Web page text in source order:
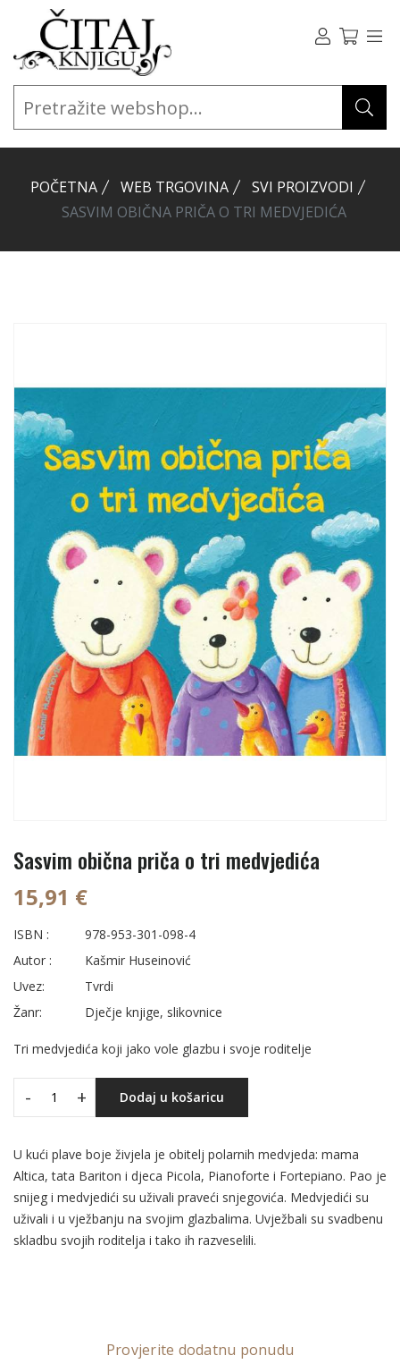
POČETNA WEB TRGOVINA
SVI PROIZVODI
SASVIM OBIČNA PRIČA O TRI MEDVJEDIĆA
Sasvim obična priča o tri medvjedića
15,91 €
ISBN :
978-953-301-098-4
Autor :
Kašmir Huseinović
Uvez:
Tvrdi
Žanr:
Dječje knjige, slikovnice
Tri medvjedića koji jako vole glazbu i svoje roditelje
- + Dodaj u košaricu
U kući plave boje živjela je obitelj polarnih medvjeda: mama
Altica, tata Bariton i djeca Picola, Pianoforte i Fortepiano. Pao je
snijeg i medvjedići su uživali praveći snjegovića. Medvjedići su
uživali i u vježbanju na svojim glazbalima. Uvježbali su svadbenu
skladbu svojih roditelja i tako ih razveselili.
Provjerite dodatnu ponudu